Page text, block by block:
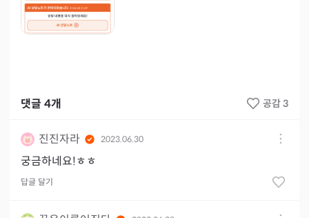
댓글 4개 공감 3
진진자라 2023.06.30
궁금하네요!ㅎㅎ
답글 달기